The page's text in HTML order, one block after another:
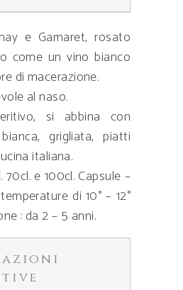
e Gamaret, rosato
come un vino bianco
di macerazione.
al naso.
si abbina con
grigliata, piatti
italiana.
70cl. e 100cl. Capsule –
di 10° – 12°
: da 2 – 5 anni.